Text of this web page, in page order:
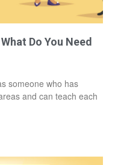
Do You Need
someone who has
and can teach each